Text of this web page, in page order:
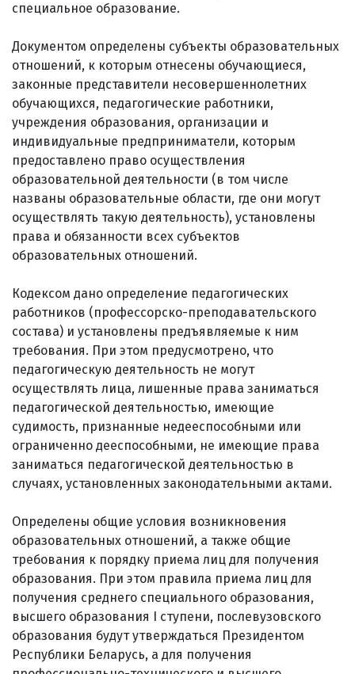
специальное образование.
Документом определены субъекты образовательных
отношений, к которым отнесены обучающиеся,
законные представители несовершеннолетних
обучающихся, педагогические работники,
учреждения образования, организации и
индивидуальные предприниматели, которым
предоставлено право осуществления
образовательной деятельности (в том числе
названы образовательные области, где они могут
осуществлять такую деятельность), установлены
права и обязанности всех субъектов
образовательных отношений.
Кодексом дано определение педагогических
работников (профессорско-преподавательского
состава) и установлены предъявляемые к ним
требования. При этом предусмотрено, что
педагогическую деятельность не могут
осуществлять лица, лишенные права заниматься
педагогической деятельностью, имеющие
судимость, признанные недееспособными или
ограниченно дееспособными, не имеющие права
заниматься педагогической деятельностью в
случаях, установленных законодательными актами.
Определены общие условия возникновения
образовательных отношений, а также общие
требования к порядку приема лиц для получения
образования. При этом правила приема лиц для
получения среднего специального образования,
высшего образования I ступени, послевузовского
образования будут утверждаться Президентом
Республики Беларусь, а для получения